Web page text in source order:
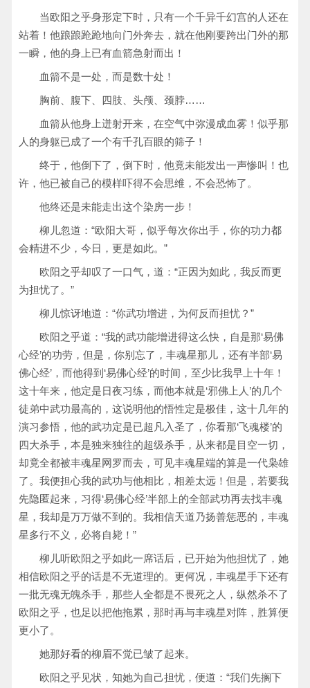
当欧阳之乎身形定下时，只有一个千异千幻宫的人还在
站着！他踉踉跄跄地向门外奔去，就在他刚要跨出门外的那
一瞬，他的身上已有血箭急射而出！
血箭不是一处，而是数十处！
胸前、腹下、四肢、头颅、颈脖……
血箭从他身上迸射开来，在空气中弥漫成血雾！似乎那
人的身躯已成了一个有千孔百眼的筛子！
终于，他倒下了，倒下时，他竟未能发出一声惨叫！也
许，他已被自己的模样吓得不会思维，不会恐怖了。
他终还是未能走出这个染房一步！
柳儿忽道：“欧阳大哥，似乎每次你出手，你的功力都
会精进不少，今日，更是如此。”
欧阳之乎却叹了一口气，道：“正因为如此，我反而更
为担忧了。”
柳儿惊讶地道：“你武功增进，为何反而担忧？”
欧阳之乎道：“我的武功能增进得这么快，自是那‘易佛
心经’的功劳，但是，你别忘了，丰魂星那儿，还有半部‘易
佛心经’，而他得到‘易佛心经’的时间，至少比我早上十年！
这十年来，他定是日夜习练，而他本就是‘邪佛上人’的几个
徒弟中武功最高的，这说明他的悟性定是极佳，这十几年的
演习参悟，他的武功定是已超凡入圣了，你看那‘飞魂楼’的
四大杀手，本是独来独往的超级杀手，从来都是目空一切，
却竟全都被丰魂星网罗而去，可见丰魂星端的算是一代枭雄
了。我便担心我的武功与他相比，相差太远！但是，若要我
先隐匿起来，习得‘易佛心经’半部上的全部武功再去找丰魂
星，我却是万万做不到的。我相信天道乃扬善惩恶的，丰魂
星多行不义，必将自毙！”
柳儿听欧阳之乎如此一席话后，已开始为他担忧了，她
相信欧阳之乎的话是不无道理的。更何况，丰魂星手下还有
一批无魂无魄杀手，那些人全都是不畏死之人，纵然杀不了
欧阳之乎，也足以把他拖累，那时再与丰魂星对阵，胜算便
更小了。
她那好看的柳眉不觉已皱了起来。
欧阳之乎见状，知她为自己担忧，便道：“我们先搁下